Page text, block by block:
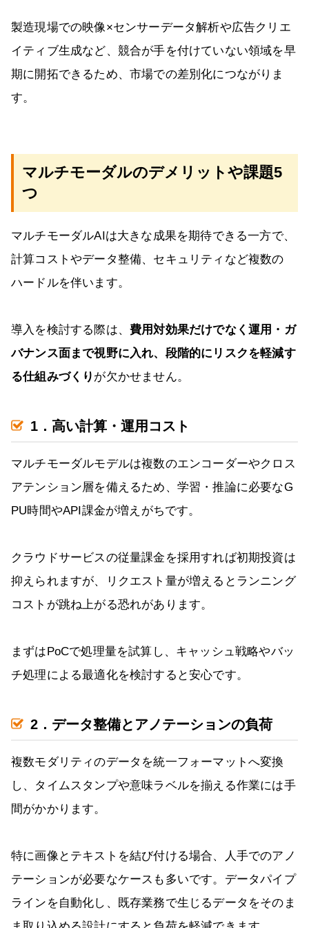
製造現場での映像×センサーデータ解析や広告クリエ
イティブ生成など、競合が手を付けていない領域を早
期に開拓できるため、市場での差別化につながりま
す。
マルチモーダルのデメリットや課題5
つ
マルチモーダルAIは大きな成果を期待できる一方で、
計算コストやデータ整備、セキュリティなど複数の
ハードルを伴います。
導入を検討する際は、 費用対効果だけでなく運用・ガ
バナンス面まで視野に入れ、段階的にリスクを軽減す
る仕組みづくり が欠かせません。
1．高い計算・運用コスト
マルチモーダルモデルは複数のエンコーダーやクロス
アテンション層を備えるため、学習・推論に必要なG
PU時間やAPI課金が増えがちです。
クラウドサービスの従量課金を採用すれば初期投資は
抑えられますが、リクエスト量が増えるとランニング
コストが跳ね上がる恐れがあります。
まずはPoCで処理量を試算し、キャッシュ戦略やバッ
チ処理による最適化を検討すると安心です。
2．データ整備とアノテーションの負荷
複数モダリティのデータを統一フォーマットへ変換
し、タイムスタンプや意味ラベルを揃える作業には手
間がかかります。
特に画像とテキストを結び付ける場合、人手でのアノ
テーションが必要なケースも多いです。データパイプ
ラインを自動化し、既存業務で生じるデータをそのま